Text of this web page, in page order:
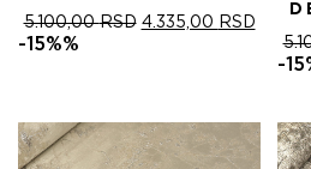
5.100,00RSD ОРИГИНАЛНА
4.335,00 RSD
ЦЕНА
-15%%
-